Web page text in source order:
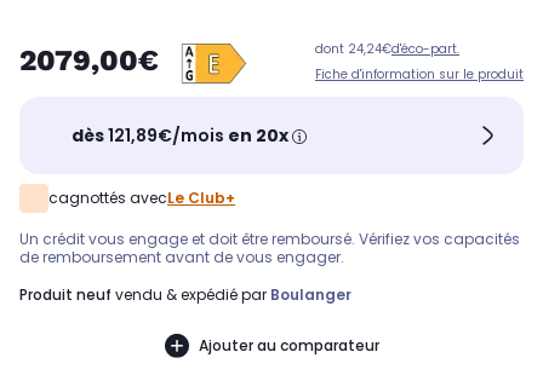
2079,00€ dont 24,24€d'éco-part.
Fiche d'information sur le produit
dès121,89€/mois en 20x
cagnottés avecLe Club+
Un crédit vous engage et doit être remboursé. Vérifiez vos capacités
de remboursement avant de vous engager.
produit neuf vendu & expédié par Boulanger
Ajouter au comparateur